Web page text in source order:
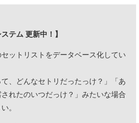
テム 更新中！】
ットリストをデータベース化してい
て、どんなセトリだったっけ？」「あ
れたのいつだっけ？」みたいな場合
。